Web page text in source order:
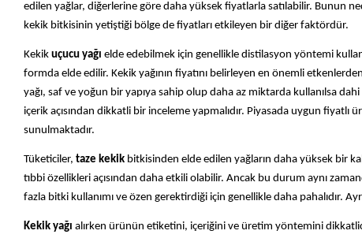
edilen yağlar, diğerlerine göre daha yüksek fiyatlarla satılabilir. Bunun
kekik bitkisinin yetiştiği bölge de fiyatları etkileyen bir diğer faktördür.
Kekik uçucu yağı elde edebilmek için genellikle distilasyon yöntemi
formda elde edilir. Kekik yağının fiyatını belirleyen en önemli
yağı, saf ve yoğun bir yapıya sahip olup daha az miktarda kullanılsa
içerik açısından dikkatli bir inceleme yapmalıdır. Piyasada uygun
sunulmaktadır.
Tüketiciler, taze kekik bitkisinden elde edilen yağların daha yüksek bir
tıbbi özellikleri açısından daha etkili olabilir. Ancak bu durum aynı
fazla bitki kullanımı ve özen gerektirdiği için genellikle daha pahalıdır.
Kekik yağı alırken ürünün etiketini, içeriğini ve üretim yöntemini